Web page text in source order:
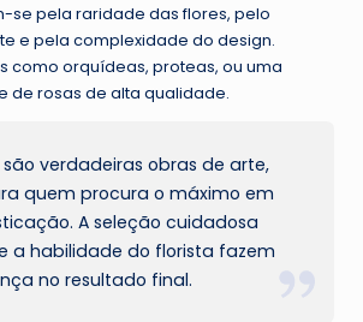
se pela raridade das flores, pelo
e pela complexidade do design.
como orquídeas, proteas, ou uma
de rosas de alta qualidade.
são verdadeiras obras de arte,
quem procura o máximo em
A seleção cuidadosa
a habilidade do florista fazem
no resultado final.